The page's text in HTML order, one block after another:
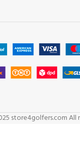
store4golfers.com All